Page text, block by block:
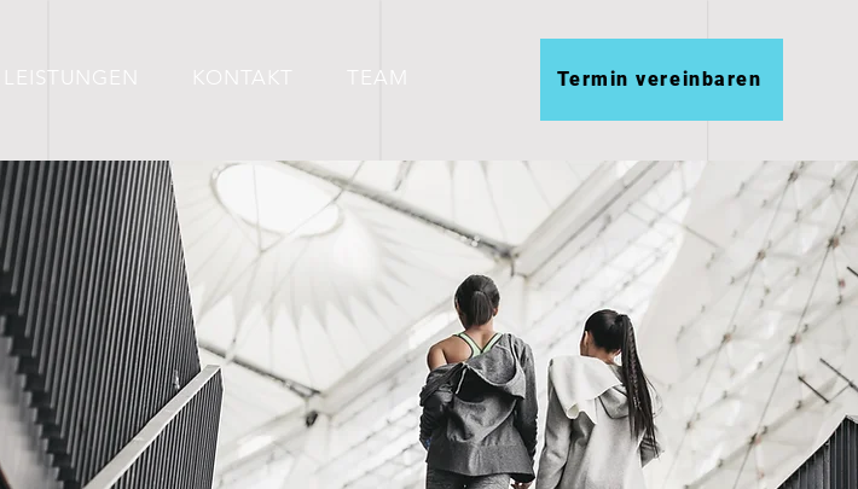
LEISTUNGEN KONTAKT TEAM Termin vereinbaren